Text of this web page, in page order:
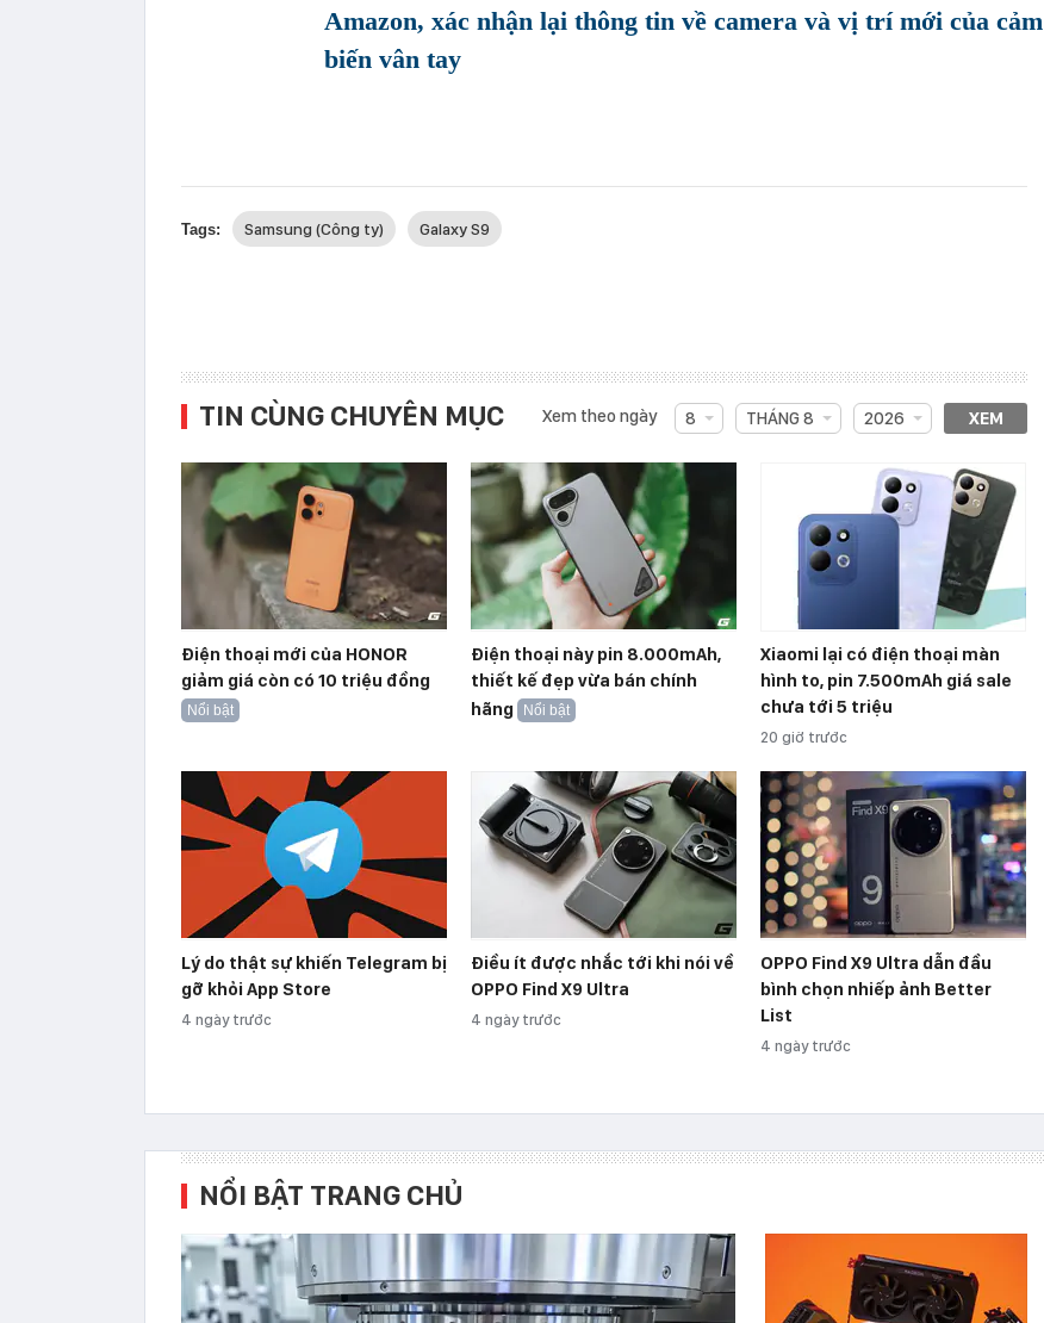
Amazon, xác nhận lại thông tin về camera và vị trí mới của cảm
biến vân tay
Tags: Samsung (Công ty) Galaxy S9
TIN CÙNG CHUYÊN MỤC Xem theo ngày 8 THÁNG 8 2026 XEM
Điện thoại mới của HONOR
giảm giá còn có 10 triệu đồng
Nổi bật
Điện thoại này pin 8.000mAh,
thiết kế đẹp vừa bán chính
hãng
Nổi bật
Xiaomi lại có điện thoại màn
hình to, pin 7.500mAh giá sale
chưa tới 5 triệu
20 giờ trước
Lý do thật sự khiến Telegram bị
gỡ khỏi App Store
4 ngày trước
Điều ít được nhắc tới khi nói về
OPPO Find X9 Ultra
4 ngày trước
OPPO Find X9 Ultra dẫn đầu
bình chọn nhiếp ảnh Better
List
4 ngày trước
NỔI BẬT TRANG CHỦ